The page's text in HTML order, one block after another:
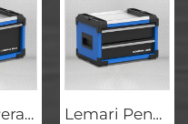
Lemari Peralatan Stainless Steel Beroda GL2103, Kotak Peralatan Modular Lemari Penyimpanan Peralatan Mobile GL2104 dengan Permukaan Kerja Stainless Steel dan Kastor Rem